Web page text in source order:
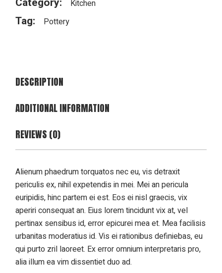
Kitchen
Tag: Pottery
DESCRIPTION
ADDITIONAL INFORMATION
REVIEWS (0)
Alienum phaedrum torquatos nec eu, vis detraxit
periculis ex, nihil expetendis in mei. Mei an pericula
euripidis, hinc partem ei est. Eos ei nisl graecis, vix
aperiri consequat an. Eius lorem tincidunt vix at, vel
pertinax sensibus id, error epicurei mea et. Mea facilisis
urbanitas moderatius id. Vis ei rationibus definiebas, eu
qui purto zril laoreet. Ex error omnium interpretaris pro,
alia illum ea vim dissentiet duo ad.